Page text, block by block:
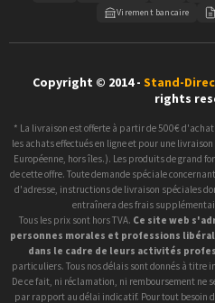
Virement bancaire
Copyright © 2014 - Stand-
rights
* La livraison est offerte à partir de 500€
les achats effectués en ligne et pour une
Européenne, hors îles.). Les produits de grand
de cette offre. Toute demande spéciale
d'adresse, instructions de livraison spéciales
entraînera des frais
Tous les prix sont hors TVA. Ce site web
personnes morales et professions
dans le cadre de leurs activités
particuliers. Tous nos délais sont donnés à titre
De ce fait, ni réclamation, ni remboursement ne
par rapport au délai indicatif. Pour tout besoin